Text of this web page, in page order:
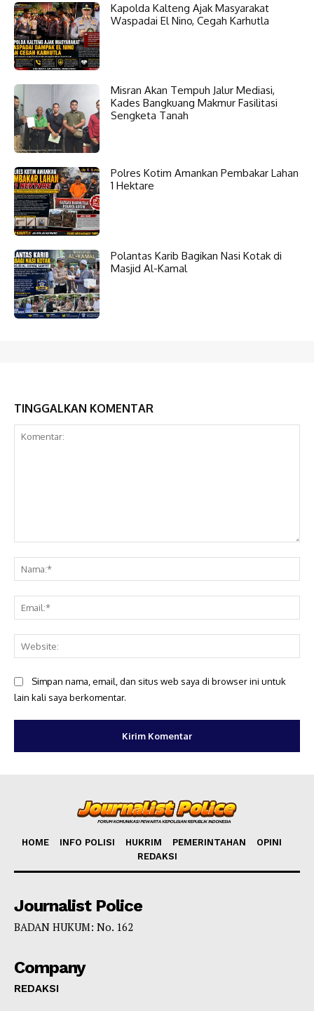
Kapolda Kalteng Ajak Masyarakat
Waspadai El Nino, Cegah Karhutla
Misran Akan Tempuh Jalur Mediasi,
Kades Bangkuang Makmur Fasilitasi
Sengketa Tanah
Polres Kotim Amankan Pembakar Lahan
1 Hektare
Polantas Karib Bagikan Nasi Kotak di
Masjid Al-Kamal
TINGGALKAN KOMENTAR
Simpan nama, email, dan situs web saya di browser ini untuk
lain kali saya berkomentar.
HOME INFO POLISI HUKRIM PEMERINTAHAN
OPINI
REDAKSI
Journalist Police
BADAN HUKUM: No. 162
Company
REDAKSI